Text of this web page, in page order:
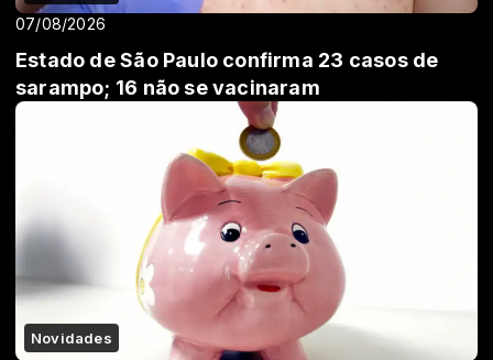
07/08/2026
Estado de São Paulo confirma 23 casos de
sarampo; 16 não se vacinaram
Novidades